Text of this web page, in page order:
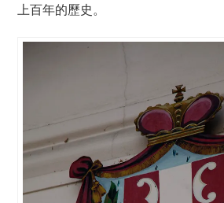
上百年的歷史。